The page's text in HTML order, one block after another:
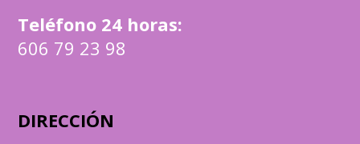
Teléfono 24 horas:
606 79 23 98
DIRECCIÓN